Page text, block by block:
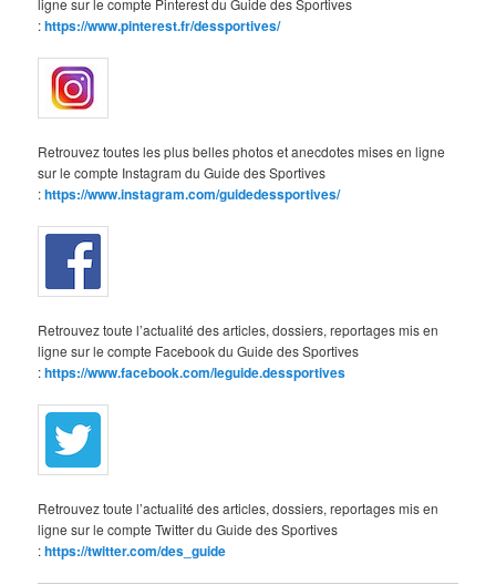
ligne sur le compte Pinterest du Guide des Sportives
:https://www.pinterest.fr/dessportives/
Retrouvez toutes les plus belles photos et anecdotes mises en ligne
sur le compte Instagram du Guide des Sportives
:https://www.instagram.com/guidedessportives/
Retrouvez toute l’actualité des articles, dossiers, reportages mis en
ligne sur le compte Facebook du Guide des Sportives
:https://www.facebook.com/leguide.dessportives
Retrouvez toute l’actualité des articles, dossiers, reportages mis en
ligne sur le compte Twitter du Guide des Sportives
:https://twitter.com/des_guide